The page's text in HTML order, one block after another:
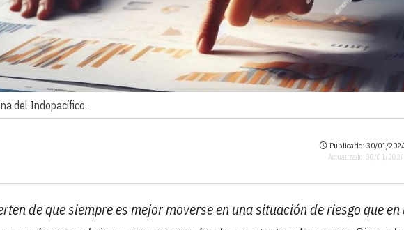
del Indopacífico.
Publicado: 30/01/
Actualizado: 30/01/
de que siempre es mejor moverse en una situación de riesgo que en